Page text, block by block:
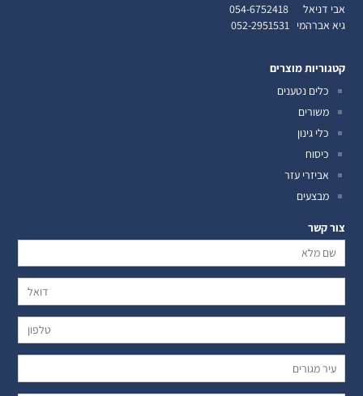
אבי דניאל 054-6752418
גיא אברהמי 052-2951531
קטגוריות מוצרים
כלים נטענים
משורים
כלי גינון
כיסוח
אביזרי עזר
מבצעים
צור קשר